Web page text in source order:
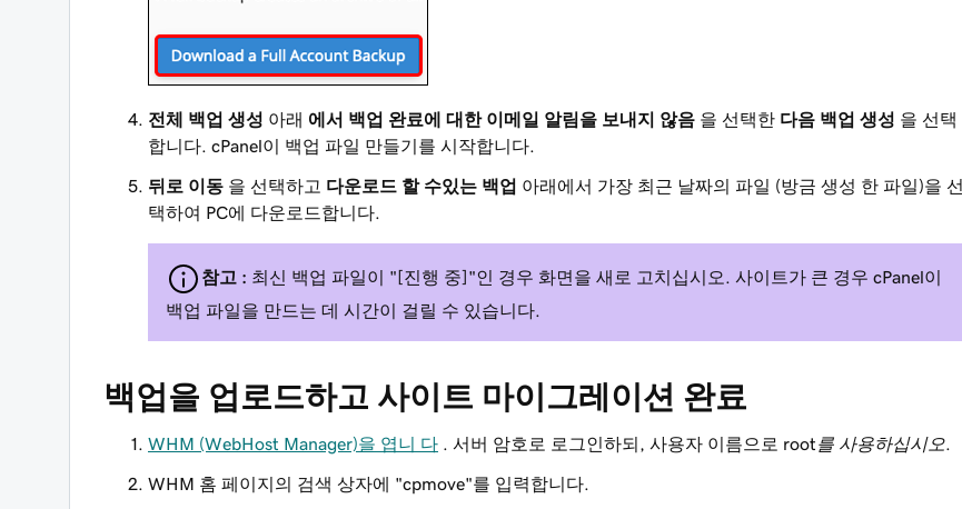
전체 백업 생성 아래 에서 백업 완료에 대한 이메일 알림을 보내지 않음 을 선택한 다음 백업 생성 을 선택
합니다. cPanel이 백업 파일 만들기를 시작합니다.
뒤로 이동 을 선택하고 다운로드 할 수있는 백업 아래에서 가장 최근 날짜의 파일 (방금 생성 한 파일)을 선
택하여 PC에 다운로드합니다.
참고 : 최신 백업 파일이 "[진행 중]"인 경우 화면을 새로 고치십시오. 사이트가 큰 경우 cPanel이
백업 파일을 만드는 데 시간이 걸릴 수 있습니다.
백업을 업로드하고 사이트 마이그레이션 완료
WHM (WebHost Manager)을 엽니 다 . 서버 암호로 로그인하되, 사용자 이름으로 root를 사용하십시오.
WHM 홈 페이지의 검색 상자에 "cpmove"를 입력합니다.